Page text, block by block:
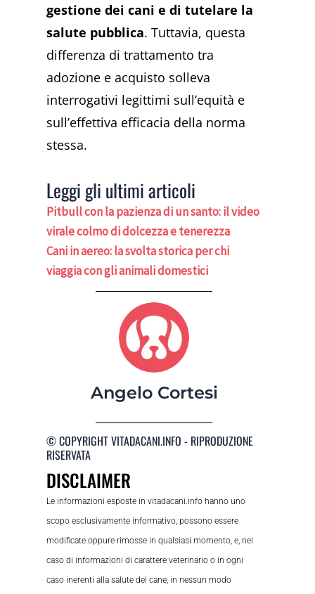
gestione dei cani e di tutelare la
salute pubblica. Tuttavia, questa
differenza di trattamento tra
adozione e acquisto solleva
interrogativi legittimi sull’equità e
sull’effettiva efficacia della norma
stessa.
Leggi gli ultimi articoli
Pitbull con la pazienza di un santo: il video
virale colmo di dolcezza e tenerezza
Cani in aereo: la svolta storica per chi
viaggia con gli animali domestici
Angelo Cortesi
© COPYRIGHT VITADACANI.INFO - RIPRODUZIONE
RISERVATA
DISCLAIMER
Le informazioni esposte in vitadacani.info hanno uno
scopo esclusivamente informativo, possono essere
modificate oppure rimosse in qualsiasi momento, e, nel
caso di informazioni di carattere veterinario o in ogni
caso inerenti alla salute del cane, in nessun modo